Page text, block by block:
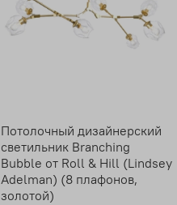
Потолочный дизайнерский
светильник Branching
Bubble от Roll & Hill (Lindsey
Adelman) (8 плафонов,
золотой)